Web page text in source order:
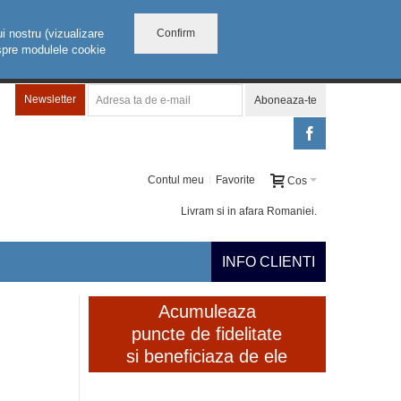
nostru (vizualizare
modulele cookie
Confirm
Newsletter Aboneaza-te
Cos
Contul meu Favorite
Livram si in afara Romaniei.
INFO CLIENTI
Acumuleaza
puncte de fidelitate
si beneficiaza de ele